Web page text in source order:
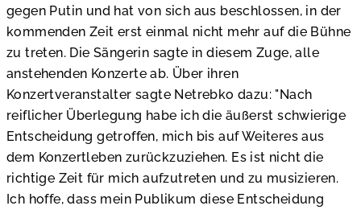
gegen Putin und hat von sich aus beschlossen, in der
kommenden Zeit erst einmal nicht mehr auf die Bühne
zu treten. Die Sängerin sagte in diesem Zuge, alle
anstehenden Konzerte ab. Über ihren
Konzertveranstalter sagte Netrebko dazu: "Nach
reiflicher Überlegung habe ich die äußerst schwierige
Entscheidung getroffen, mich bis auf Weiteres aus
dem Konzertleben zurückzuziehen. Es ist nicht die
richtige Zeit für mich aufzutreten und zu musizieren.
Ich hoffe, dass mein Publikum diese Entscheidung